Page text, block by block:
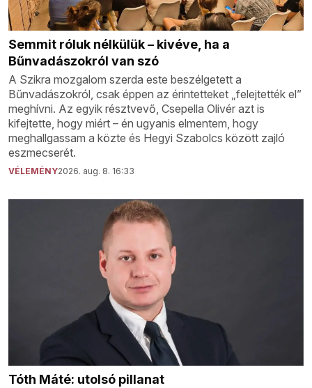
Semmit róluk nélkülük – kivéve, ha a
Bűnvadászokról van szó
A Szikra mozgalom szerda este beszélgetett a
Bűnvadászokról, csak éppen az érintetteket „felejtették el”
meghívni. Az egyik résztvevő, Csepella Olivér azt is
kifejtette, hogy miért – én ugyanis elmentem, hogy
meghallgassam a közte és Hegyi Szabolcs között zajló
eszmecserét.
VÉLEMÉNY2026. aug. 8. 16:33
Tóth Máté: utolsó pillanat